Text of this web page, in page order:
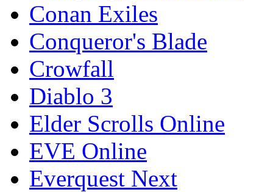
Conan Exiles
Conqueror's Blade
Crowfall
Diablo 3
Elder Scrolls Online
EVE Online
Everquest Next